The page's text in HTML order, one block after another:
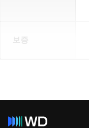
보증